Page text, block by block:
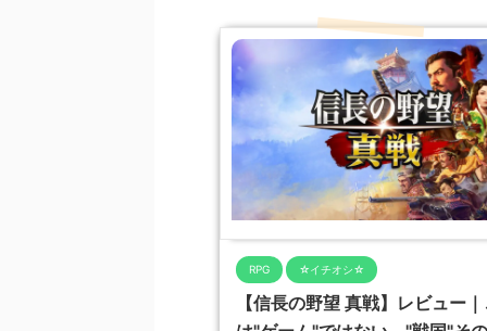
RPG ☆イチオシ☆
【信長の野望 真戦】レビュー